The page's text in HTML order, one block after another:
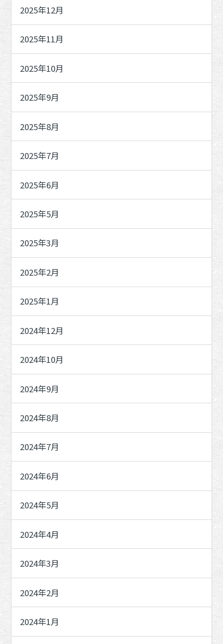
2025年12月
2025年11月
2025年10月
2025年9月
2025年8月
2025年7月
2025年6月
2025年5月
2025年3月
2025年2月
2025年1月
2024年12月
2024年10月
2024年9月
2024年8月
2024年7月
2024年6月
2024年5月
2024年4月
2024年3月
2024年2月
2024年1月